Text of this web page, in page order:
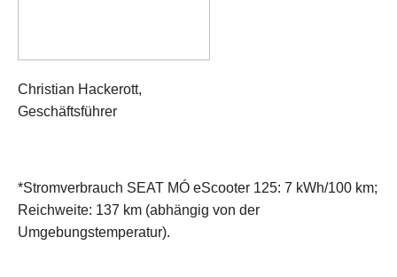
Christian Hackerott,
Geschäftsführer
*Stromverbrauch SEAT MÓ eScooter 125: 7 kWh/100 km;
Reichweite: 137 km (abhängig von der
Umgebungstemperatur).